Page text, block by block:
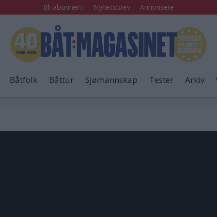
Bli abonnent Nyhetsbrev Annonsere
Båtfolk Båttur Sjømannskap Tester Arkiv